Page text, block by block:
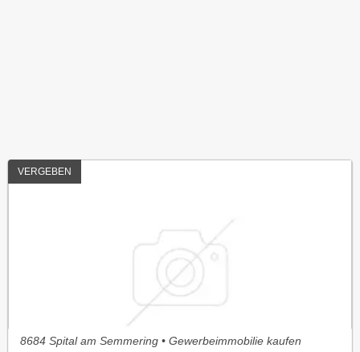
VERGEBEN
8684 Spital am Semmering • Gewerbeimmobilie kaufen